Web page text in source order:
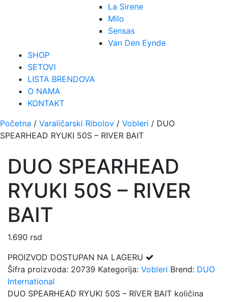
La Sirene
Milo
Sensas
Van Den Eynde
SHOP
SETOVI
LISTA BRENDOVA
O NAMA
KONTAKT
Početna / Varaličarski Ribolov / Vobleri / DUO
SPEARHEAD RYUKI 50S – RIVER BAIT
DUO SPEARHEAD
RYUKI 50S – RIVER
BAIT
1.690 rsd
PROIZVOD DOSTUPAN NA LAGERU
Šifra proizvoda: 20739 Kategorija: Vobleri Brend: DUO
International
DUO SPEARHEAD RYUKI 50S – RIVER BAIT količina